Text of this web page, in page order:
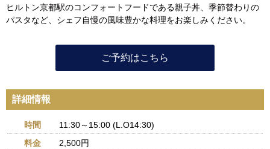
ヒルトン京都駅のコンフォートフードである親子丼、季節替わりの
パスタなど、シェフ自慢の風味豊かな料理をお楽しみください。
ご予約はこちら
詳細情報
時間
11:30～15:00 (L.O14:30)
料金
2,500円